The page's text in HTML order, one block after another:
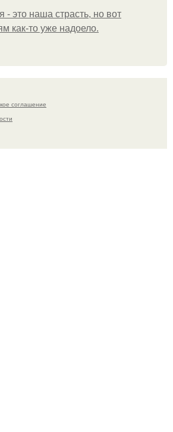
- это наша страсть, но вот
как-то уже надоело.
соглашение